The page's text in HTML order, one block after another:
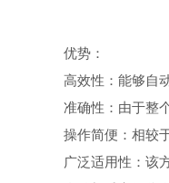
优势：
高效性：能够自动
准确性：由于整个
操作简便：相较于
广泛适用性：该方